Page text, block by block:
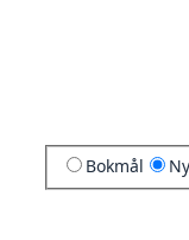
Bokmål